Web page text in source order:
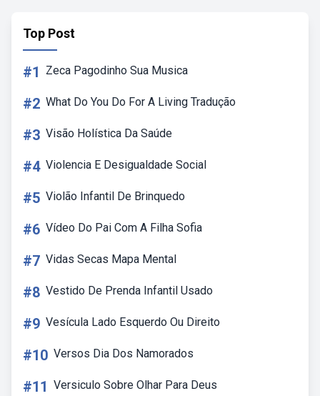
Top Post
#1 Zeca Pagodinho Sua Musica
#2 What Do You Do For A Living Tradução
#3 Visão Holística Da Saúde
#4 Violencia E Desigualdade Social
#5 Violão Infantil De Brinquedo
#6 Vídeo Do Pai Com A Filha Sofia
#7 Vidas Secas Mapa Mental
#8 Vestido De Prenda Infantil Usado
#9 Vesícula Lado Esquerdo Ou Direito
#10 Versos Dia Dos Namorados
#11 Versiculo Sobre Olhar Para Deus